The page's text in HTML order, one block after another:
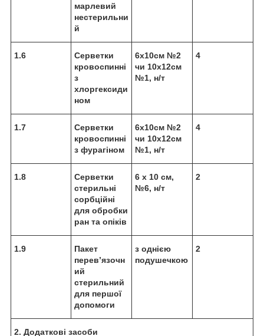
марлевий
нестерильни
й
1.6
Серветки
кровоспинні
з
хлоргексиди
ном
6х10см №2
чи 10х12см
№1, н/т
4
1.7
Серветки
кровоспинні
з фурагіном
6х10см №2
чи 10х12см
№1, н/т
4
1.8
Серветки
стерильні
сорбційні
для обробки
ран та опіків
6 х 10 см,
№6, н/т
2
1.9
Пакет
перев’язочн
ий
стерильний
для першої
допомоги
з однією
подушечкою
2
2. Додаткові засоби